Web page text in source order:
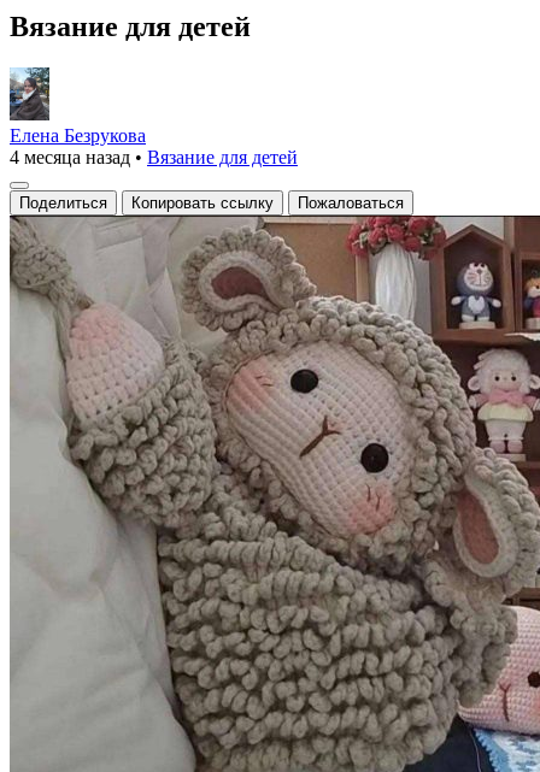
Вязание для детей
Елена Безрукова
4 месяца назад • Вязание для детей
Поделиться Копировать ссылку Пожаловаться